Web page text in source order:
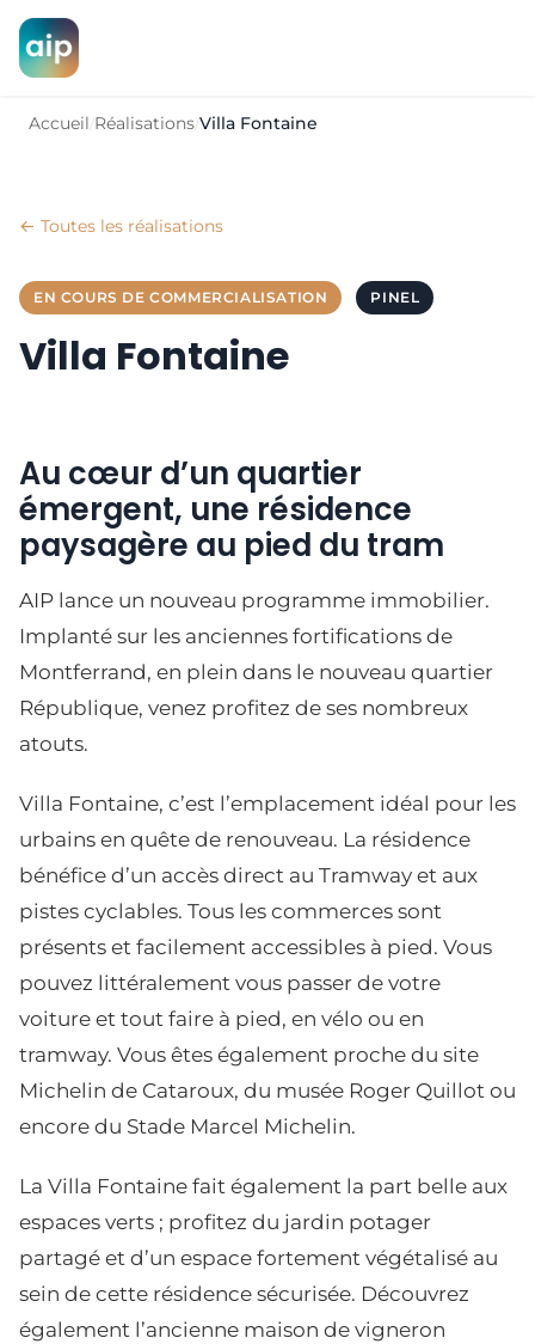
Accueil/Réalisations/Villa Fontaine
← Toutes les réalisations
EN COURS DE COMMERCIALISATION PINEL
Villa Fontaine
Au cœur d’un quartier
émergent, une résidence
paysagère au pied du tram
AIP lance un nouveau programme immobilier.
Implanté sur les anciennes fortifications de
Montferrand, en plein dans le nouveau quartier
République, venez profitez de ses nombreux
atouts.
Villa Fontaine, c’est l’emplacement idéal pour les
urbains en quête de renouveau. La résidence
bénéfice d’un accès direct au Tramway et aux
pistes cyclables. Tous les commerces sont
présents et facilement accessibles à pied. Vous
pouvez littéralement vous passer de votre
voiture et tout faire à pied, en vélo ou en
tramway. Vous êtes également proche du site
Michelin de Cataroux, du musée Roger Quillot ou
encore du Stade Marcel Michelin.
La Villa Fontaine fait également la part belle aux
espaces verts ; profitez du jardin potager
partagé et d’un espace fortement végétalisé au
sein de cette résidence sécurisée. Découvrez
également l’ancienne maison de vigneron